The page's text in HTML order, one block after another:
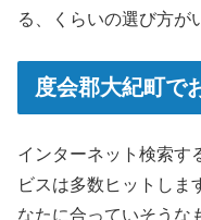
る、くらいの選び方が
度会郡大紀町で
インターネット検索す
ビスは多数ヒットしま
なたに合っていそうな